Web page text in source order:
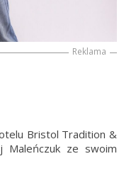
Reklama
Bristol Tradition &
Maleńczuk ze swoim